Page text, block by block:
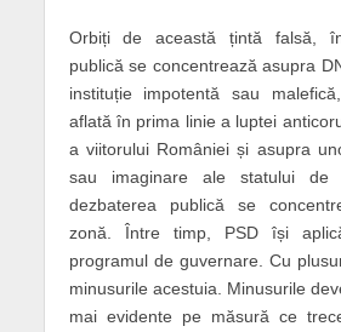
Orbiți de această țintă falsă,
publică se concentrează asupra
instituție impotentă sau
aflată în prima linie a luptei
a viitorului României și asupra
sau imaginare ale statului de
dezbaterea publică se
zonă. Între timp, PSD își
programul de guvernare. Cu
minusurile acestuia. Minusurile
mai evidente pe măsură ce